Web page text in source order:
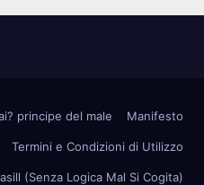
principe del male Manifesto
Termini e Condizioni di Utilizzo
(Senza Logica Mal Si Cogita)